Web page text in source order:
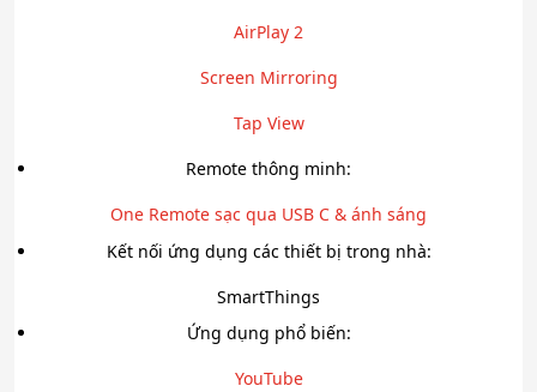
AirPlay 2
Screen Mirroring
Tap View
Remote thông minh:
One Remote sạc qua USB C & ánh sáng
Kết nối ứng dụng các thiết bị trong nhà:
SmartThings
Ứng dụng phổ biến:
YouTube